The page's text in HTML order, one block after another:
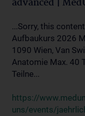
advanced |
...Sorry, this
Aufbaukurs 2026
1090 Wien, Van
Anatomie Max. 40
Teilne...
https://
uns/events/